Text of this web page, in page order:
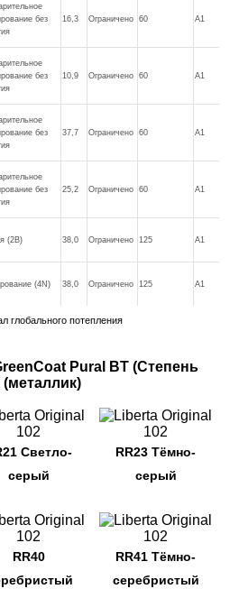
без
16,3 Ограничено 60 A1
без
10,9 Ограничено 60 A1
без
37,7 Ограничено 60 A1
без
25,2 Ограничено 60 A1
(2B) 38,0 Ограничено 125 A1
(4N) 38,0 Ограничено 125 A1
глобального потепления
Pural BT (Степень
(металлик)
Светло-
серый
RR23 Тёмно-
серый
RR40
RR41 Тёмно-
серебристый